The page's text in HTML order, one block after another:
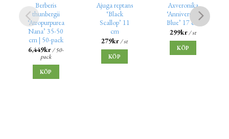
Berberis
thunbergii
‘Atropurpurea
Nana’ 35-50
cm | 50-pack
6,449kr / 50-
pack
KÖP
Ajuga reptans
‘Black
Scallop’ 11
cm
279kr / st
KÖP
Axveronika
‘Anniversary
Blue’ 17 cm
299kr / st
KÖP